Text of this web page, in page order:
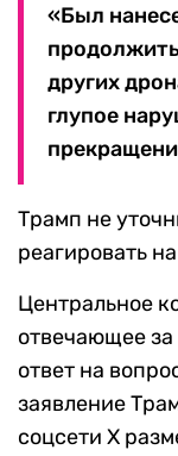
«Был
других
глупое
Трамп не
реагировать
Центральное
отвечающее
ответ на
заявление
соцсети X